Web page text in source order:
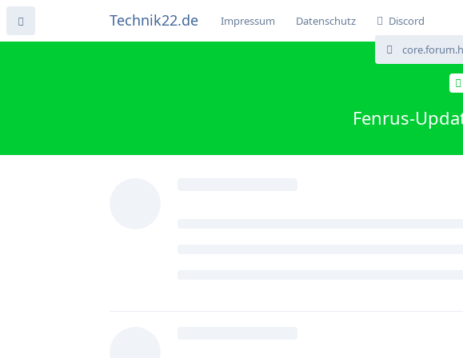
Technik22.de Impressum Datenschutz Discord
Fenrus-